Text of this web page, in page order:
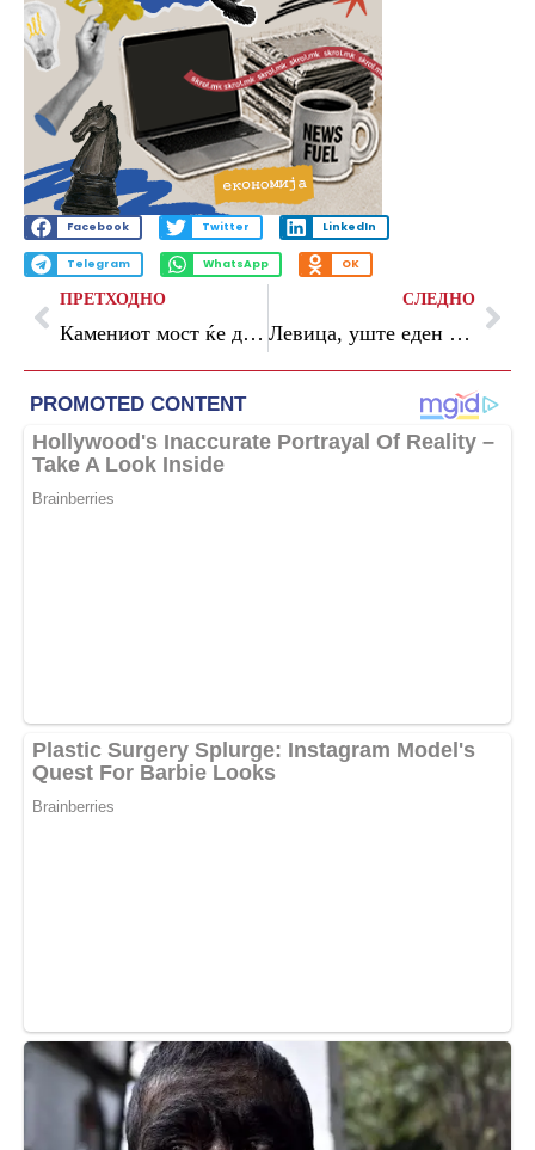
Facebook Twitter LinkedIn
Telegram WhatsApp OK
ПРЕТХОДНО
Камениот мост ќе добие современо декоративно осветлување, најави Ѓорѓиевски
СЛЕДНО
Левица, уште еден сателит во одбрана на ВМРО-ОКГ, велат од СДСМ